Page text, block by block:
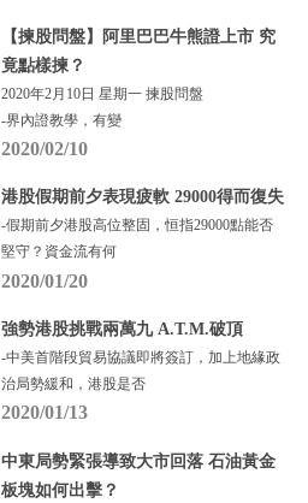
【揀股問盤】阿里巴巴牛熊證上市 究
竟點樣揀？
2020年2月10日 星期一 揀股問盤
-界內證教學，有變
2020/02/10
港股假期前夕表現疲軟 29000得而復失
-假期前夕港股高位整固，恒指29000點能否
堅守？資金流有何
2020/01/20
強勢港股挑戰兩萬九 A.T.M.破頂
-中美首階段貿易協議即將簽訂，加上地緣政
治局勢緩和，港股是否
2020/01/13
中東局勢緊張導致大市回落 石油黃金
板塊如何出擊？